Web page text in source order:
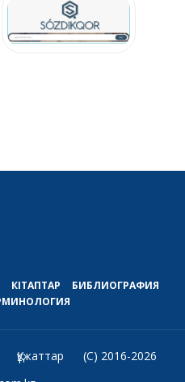
КІТАПТАР
БИБЛИОГРАФИЯ
Құжаттар
(C) 2016-2026